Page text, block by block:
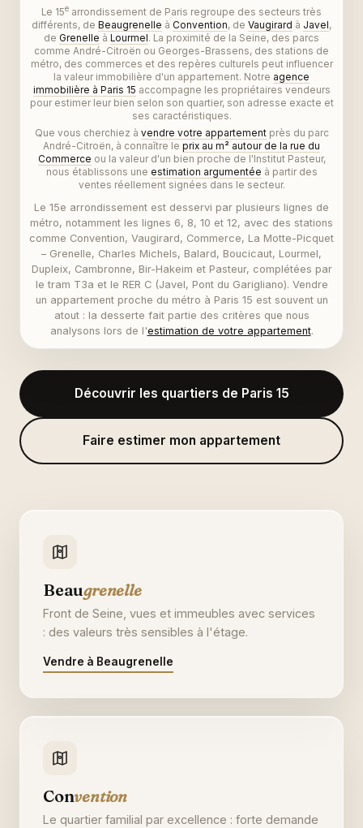
Le 15e arrondissement de Paris regroupe des secteurs très
différents, de Beaugrenelle à Convention, de Vaugirard à Javel,
de Grenelle à Lourmel. La proximité de la Seine, des parcs
comme André-Citroën ou Georges-Brassens, des stations de
métro, des commerces et des repères culturels peut influencer
la valeur immobilière d'un appartement. Notre agence
immobilière à Paris 15 accompagne les propriétaires vendeurs
pour estimer leur bien selon son quartier, son adresse exacte et
ses caractéristiques.
Que vous cherchiez à vendre votre appartementprès du parc
André-Citroën, à connaître le prix au m² autour de la rue du
Commerce ou la valeur d'un bien proche de l'Institut Pasteur,
nous établissons une estimation argumentée à partir des
ventes réellement signées dans le secteur.
Le 15e arrondissement est desservi par plusieurs lignes de
métro, notamment les lignes 6, 8, 10 et 12, avec des stations
comme Convention, Vaugirard, Commerce, La Motte-Picquet
– Grenelle, Charles Michels, Balard, Boucicaut, Lourmel,
Dupleix, Cambronne, Bir-Hakeim et Pasteur, complétées par
le tram T3a et le RER C (Javel, Pont du Garigliano). Vendre
un appartement proche du métro à Paris 15 est souvent un
atout : la desserte fait partie des critères que nous
analysons lors de l'estimation de votre appartement.
Découvrir les quartiers de Paris 15
Faire estimer mon appartement
Beaugrenelle
Front de Seine, vues et immeubles avec services
: des valeurs très sensibles à l'étage.
Vendre à Beaugrenelle
Convention
Le quartier familial par excellence : forte demande